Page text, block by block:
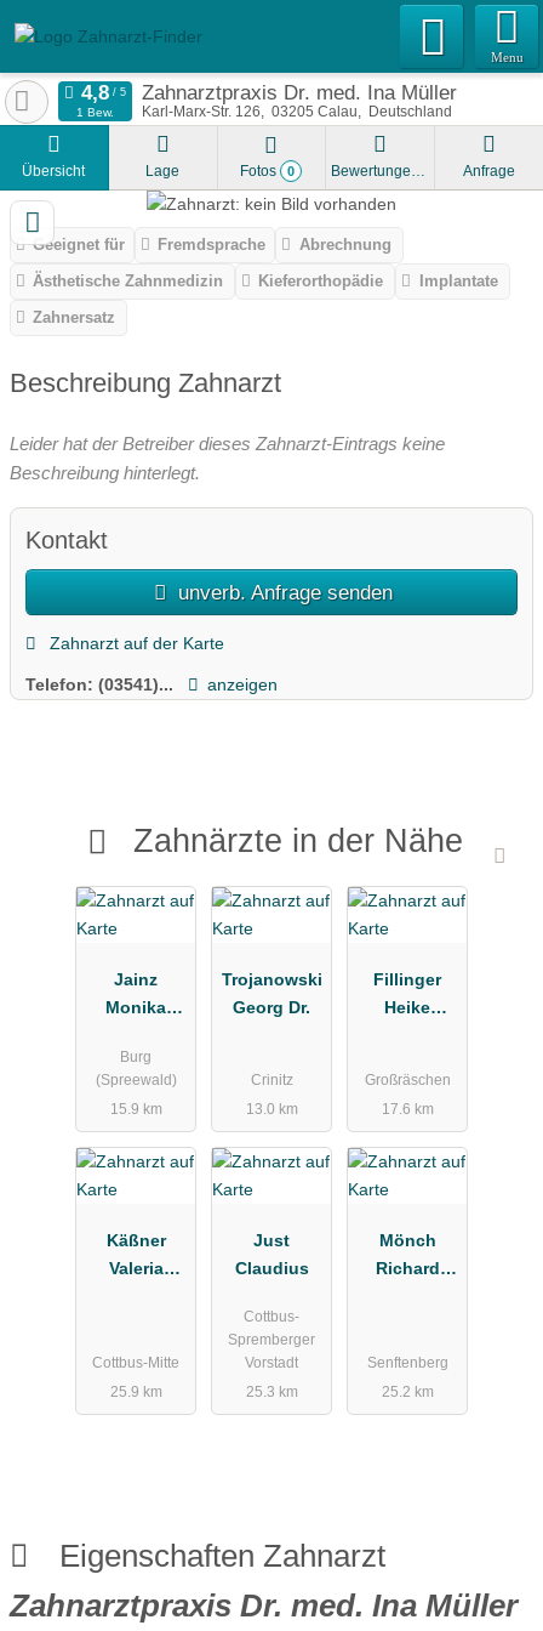
Menu
Zahnarztpraxis Dr. med. Ina Müller
Karl-Marx-Str. 126 03205 Calau Deutschland
1 Bew.
Übersicht Lage Fotos 0 Bewertungen Anfrage
Geeignet für Fremdsprache
Abrechnung
Ästhetische Zahnmedizin
Kieferorthopädie
Implantate
Zahnersatz
Beschreibung Zahnarzt
Leider hat der Betreiber dieses Zahnarzt-Eintrags keine
Beschreibung hinterlegt.
Kontakt
unverb. Anfrage senden
Zahnarzt auf der Karte
Telefon: (03541)... anzeigen
Zahnärzte in der Nähe
Jainz
Monika
xis
Burg
(Spreewald)
15.9 km
Trojanowski
Georg Dr.
Crinitz
13.0 km
Fillinger
Heike
Großräschen
17.6 km
Käßner
Valeria
Cottbus-Mitte
25.9 km
Just
Claudius
Cottbus-
Spremberger
Vorstadt
25.3 km
Mönch
Richard
Senftenberg
25.2 km
Eigenschaften Zahnarzt
Zahnarztpraxis Dr. med. Ina Müller